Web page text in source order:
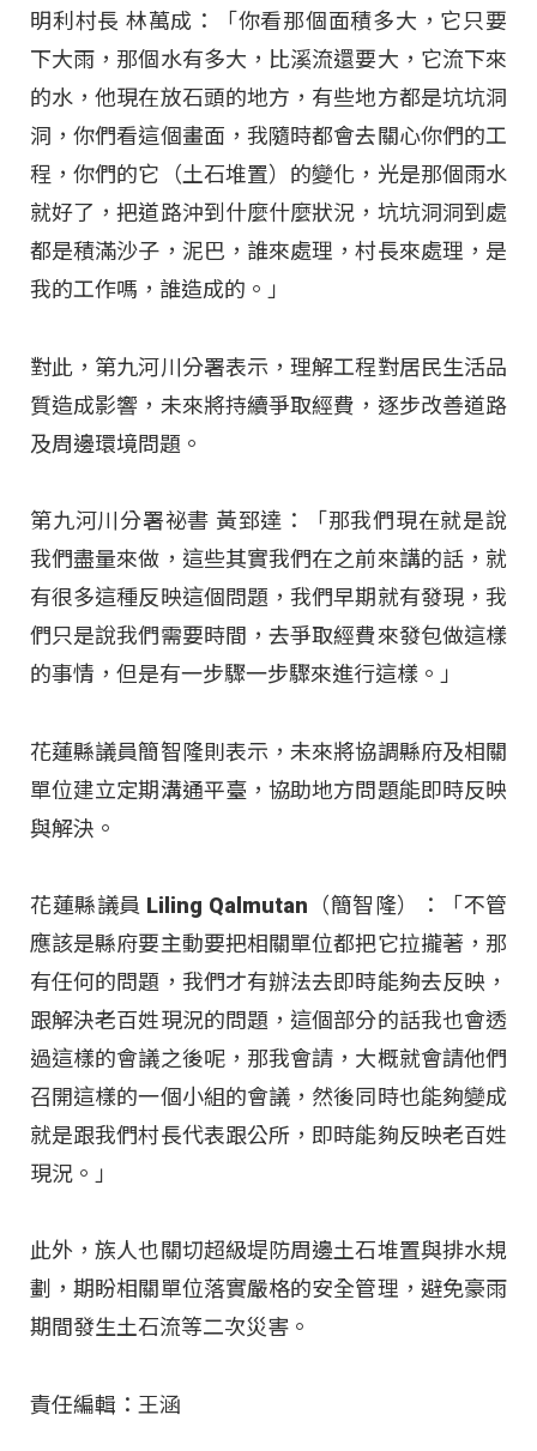
明利村長 林萬成：「你看那個面積多大，它只要
下大雨，那個水有多大，比溪流還要大，它流下來
的水，他現在放石頭的地方，有些地方都是坑坑洞
洞，你們看這個畫面，我隨時都會去關心你們的工
程，你們的它（土石堆置）的變化，光是那個雨水
就好了，把道路沖到什麼什麼狀況，坑坑洞洞到處
都是積滿沙子，泥巴，誰來處理，村長來處理，是
我的工作嗎，誰造成的。」
對此，第九河川分署表示，理解工程對居民生活品
質造成影響，未來將持續爭取經費，逐步改善道路
及周邊環境問題。
第九河川分署祕書 黃郅達：「那我們現在就是說
我們盡量來做，這些其實我們在之前來講的話，就
有很多這種反映這個問題，我們早期就有發現，我
們只是說我們需要時間，去爭取經費來發包做這樣
的事情，但是有一步驟一步驟來進行這樣。」
花蓮縣議員簡智隆則表示，未來將協調縣府及相關
單位建立定期溝通平臺，協助地方問題能即時反映
與解決。
花蓮縣議員 Liling Qalmutan（簡智隆）：「不管
應該是縣府要主動要把相關單位都把它拉攏著，那
有任何的問題，我們才有辦法去即時能夠去反映，
跟解決老百姓現況的問題，這個部分的話我也會透
過這樣的會議之後呢，那我會請，大概就會請他們
召開這樣的一個小組的會議，然後同時也能夠變成
就是跟我們村長代表跟公所，即時能夠反映老百姓
現況。」
此外，族人也關切超級堤防周邊土石堆置與排水規
劃，期盼相關單位落實嚴格的安全管理，避免豪雨
期間發生土石流等二次災害。
責任編輯：王涵